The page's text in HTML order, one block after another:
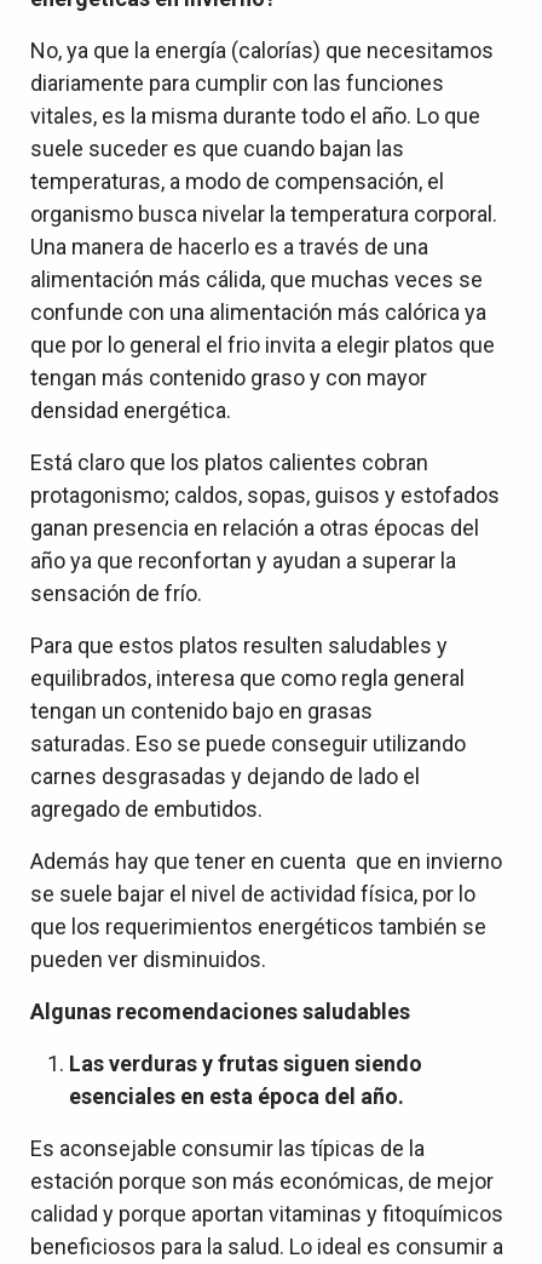
No, ya que la energía (calorías) que necesitamos
diariamente para cumplir con las funciones
vitales, es la misma durante todo el año. Lo que
suele suceder es que cuando bajan las
temperaturas, a modo de compensación, el
organismo busca nivelar la temperatura corporal.
Una manera de hacerlo es a través de una
alimentación más cálida, que muchas veces se
confunde con una alimentación más calórica ya
que por lo general el frio invita a elegir platos que
tengan más contenido graso y con mayor
densidad energética.
Está claro que los platos calientes cobran
protagonismo; caldos, sopas, guisos y estofados
ganan presencia en relación a otras épocas del
año ya que reconfortan y ayudan a superar la
sensación de frío.
Para que estos platos resulten saludables y
equilibrados, interesa que como regla general
tengan un contenido bajo en grasas
saturadas. Eso se puede conseguir utilizando
carnes desgrasadas y dejando de lado el
agregado de embutidos.
Además hay que tener en cuenta que en invierno
se suele bajar el nivel de actividad física, por lo
que los requerimientos energéticos también se
pueden ver disminuidos.
Algunas recomendaciones saludables
Las verduras y frutas siguen siendo
esenciales en esta época del año.
Es aconsejable consumir las típicas de la
estación porque son más económicas, de mejor
calidad y porque aportan vitaminas y fitoquímicos
beneficiosos para la salud. Lo ideal es consumir a